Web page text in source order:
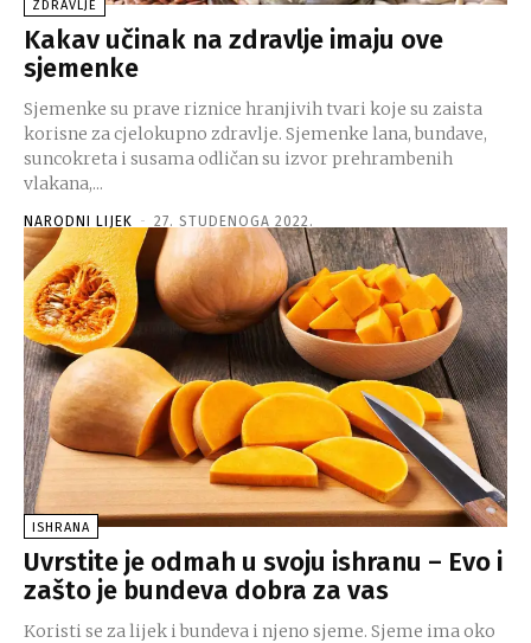
ZDRAVLJE
Kakav učinak na zdravlje imaju ove
sjemenke
Sjemenke su prave riznice hranjivih tvari koje su zaista
korisne za cjelokupno zdravlje. Sjemenke lana, bundave,
suncokreta i susama odličan su izvor prehrambenih
vlakana,...
NARODNI LIJEK - 27. STUDENOGA 2022.
ISHRANA
Uvrstite je odmah u svoju ishranu – Evo i
zašto je bundeva dobra za vas
Koristi se za lijek i bundeva i njeno sjeme. Sjeme ima oko